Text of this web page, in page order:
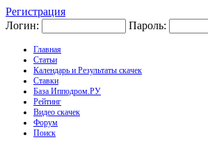
Регистрация
Логин:
Пароль:
Главная
Статьи
Календарь и Результаты скачек
Ставки
База Ипподром.РУ
Рейтинг
Видео скачек
Форум
Поиск